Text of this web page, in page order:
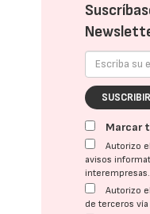
Marcar
Autorizo
avisos
Autorizo
de terceros